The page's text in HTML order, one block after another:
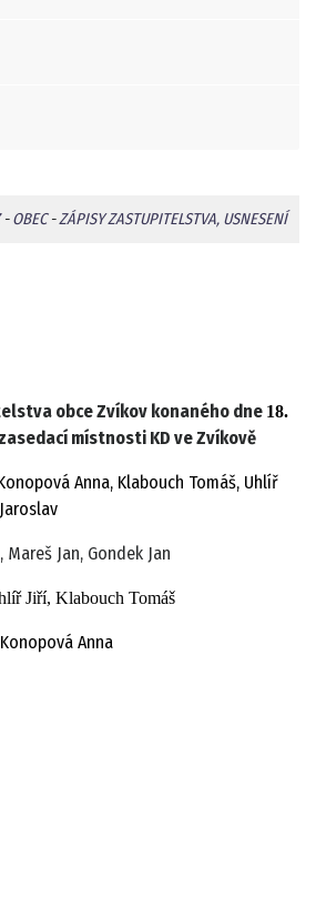
-OBEC-ZÁPISY ZASTUPITELSTVA, USNESENÍ
obce Zvíkov konaného dne 18.
místnosti KD ve Zvíkově
Anna, Klabouch Tomáš, Uhlíř
Jan, Gondek Jan
Jiří, Klabouch Tomáš
Konopová Anna